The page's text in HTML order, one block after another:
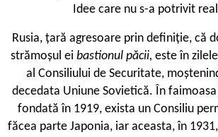
Idee care nu s-a potrivit
Rusia, țară agresoare prin definiție, că
strămoșul ei bastionul păcii, este în
al Consiliului de Securitate,
decedata Uniune Sovietică. În
fondată în 1919, exista un Consiliu
făcea parte Japonia, iar aceasta, în